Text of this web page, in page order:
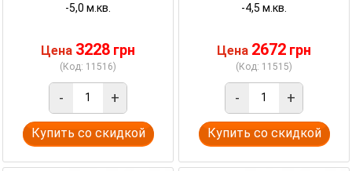
-5,0 м.кв.
Цена 3228 грн
(Код: 11516)
- +
Купить со скидкой
-4,5 м.кв.
Цена 2672 грн
(Код: 11515)
- +
Купить со скидкой